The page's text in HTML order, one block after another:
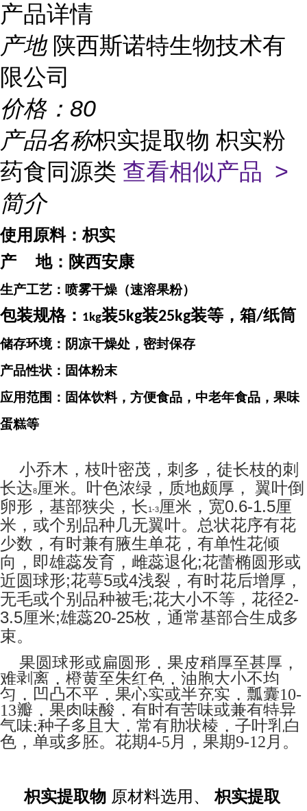
产品详情
产地 陕西斯诺特生物技术有
限公司
价格： 80
产品名称枳实提取物 枳实粉
药食同源类 查看相似产品 >
简介
使用原料：枳实
产 地： 陕西安康
生产工艺：喷雾干燥（速溶果粉）
包装规格： 1kg装5kg装25kg装等，箱/纸筒
储存环境：阴凉干燥处，密封保存
产品性状：固体粉末
应用范围：固体饮料，方便食品，中老年食品，果味
蛋糕等
小乔木，枝叶密茂，刺多，徒长枝的刺
长达8厘米。叶色浓绿，质地颇厚， 翼叶倒
卵形，基部狭尖，长 1-3厘米，宽0.6-1.5厘
米，或个别品种几无翼叶。总状花序有花
少数，有时兼有腋生单花，有单性花倾
向，即雄蕊发育，雌蕊退化;花蕾椭圆形或
近圆球形;花萼5或4浅裂，有时花后增厚，
无毛或个别品种被毛;花大小不等，花径2-
3.5厘米;雄蕊20-25枚，通常基部合生成多
束。
果圆球形或扁圆形，果皮稍厚至甚厚，
难剥离，橙黄至朱红色，油胞大小不均
匀，凹凸不平，果心实或半充实，瓢囊10-
13瓣，果肉味酸，有时有苦味或兼有特异
气味;种子多且大，常有肋状棱，子叶乳白
色，单或多胚。花期4-5 月，果期9-12 月。
枳实提取物 原材料选用、 枳实提取